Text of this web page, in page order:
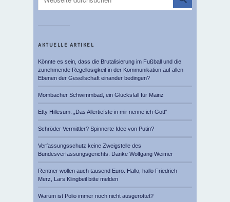
AKTUELLE ARTIKEL
Könnte es sein, dass die Brutalisierung im Fußball und die
zunehmende Regellosigkeit in der Kommunikation auf allen
Ebenen der Gesellschaft einander bedingen?
Mombacher Schwimmbad, ein Glücksfall für Mainz
Etty Hillesum: „Das Allertiefste in mir nenne ich Gott“
Schröder Vermittler? Spinnerte Idee von Putin?
Verfassungsschutz keine Zweigstelle des
Bundesverfassungsgerichts. Danke Wolfgang Weimer
Rentner wollen auch tausend Euro. Hallo, hallo Friedrich
Merz, Lars Klingbeil bitte melden
Warum ist Polio immer noch nicht ausgerottet?